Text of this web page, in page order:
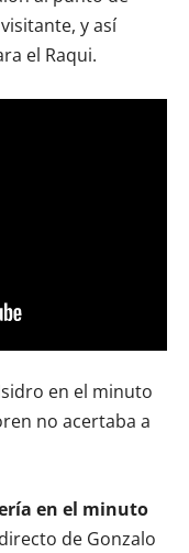
y así
el Raqui.
en el minuto
no acertaba a
en el minuto
de Gonzalo